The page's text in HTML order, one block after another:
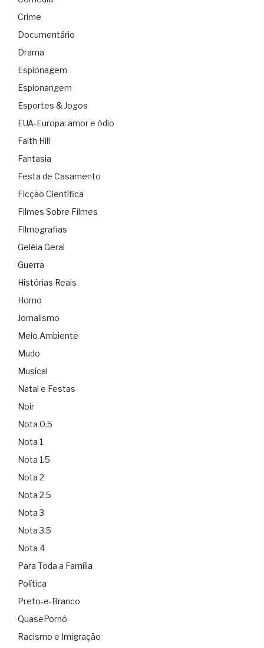
Crime
Documentário
Drama
Espionagem
Espionangem
Esportes & Jogos
EUA-Europa: amor e ódio
Faith Hill
Fantasia
Festa de Casamento
Ficção Científica
Filmes Sobre Filmes
Filmografias
Geléia Geral
Guerra
Histórias Reais
Homo
Jornalismo
Meio Ambiente
Mudo
Musical
Natal e Festas
Noir
Nota 0.5
Nota 1
Nota 1.5
Nota 2
Nota 2.5
Nota 3
Nota 3.5
Nota 4
Para Toda a Família
Política
Preto-e-Branco
QuasePornô
Racismo e Imigração